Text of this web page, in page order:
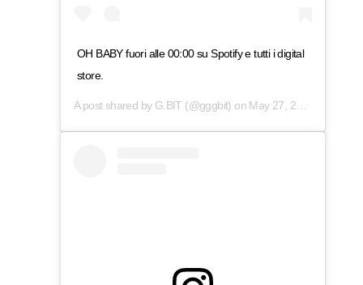
OH BABY fuori alle 00:00 su Spotify e tutti i digital
store.
A post shared by G.BIT (@gggbit) on May 27, 2019 at 5:00am PDT